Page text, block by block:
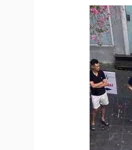
Làm đẹp - giảm cân
Phòng mạch online
Ăn sạch sống khỏe
Cải chính